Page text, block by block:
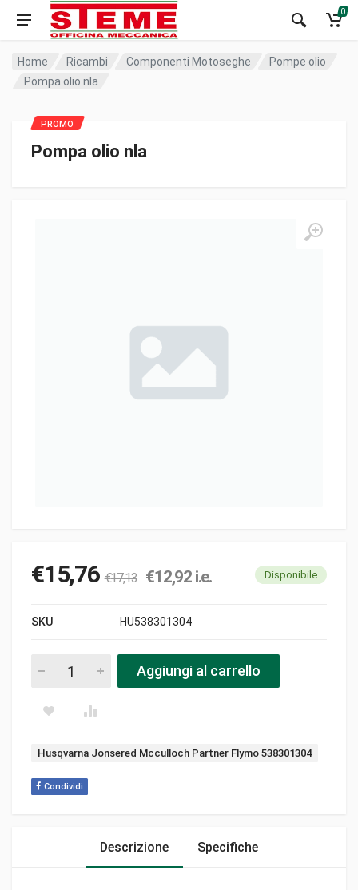
0
Home Ricambi Componenti Motoseghe
Pompe olio
Pompa olio nla
Pompa olio nla
€15,76 €17,13 €12,92 i.e. Disponibile
SKU HU538301304
Aggiungi al carrello
Tag:
Husqvarna Jonsered Mcculloch Partner Flymo 538301304
Condividi
Descrizione Specifiche